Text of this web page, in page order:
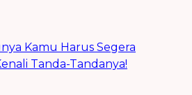
Kamu Harus Segera
Tanda-Tandanya!